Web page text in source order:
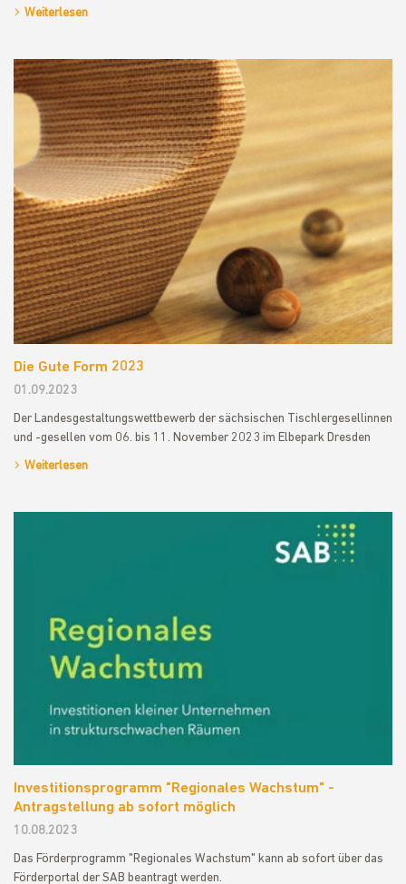
Weiterlesen
Die Gute Form 2023
01.09.2023
Der Landesgestaltungswettbewerb der sächsischen Tischlergesellinnen
und -gesellen vom 06. bis 11. November 2023 im Elbepark Dresden
Weiterlesen
Investitionsprogramm "Regionales Wachstum" -
Antragstellung ab sofort möglich
10.08.2023
Das Förderprogramm "Regionales Wachstum" kann ab sofort über das
Förderportal der SAB beantragt werden.